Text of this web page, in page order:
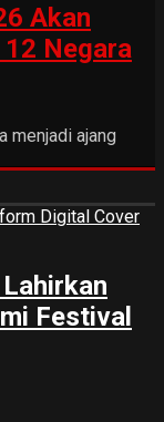
Akan
Negara
menjadi ajang
Festival